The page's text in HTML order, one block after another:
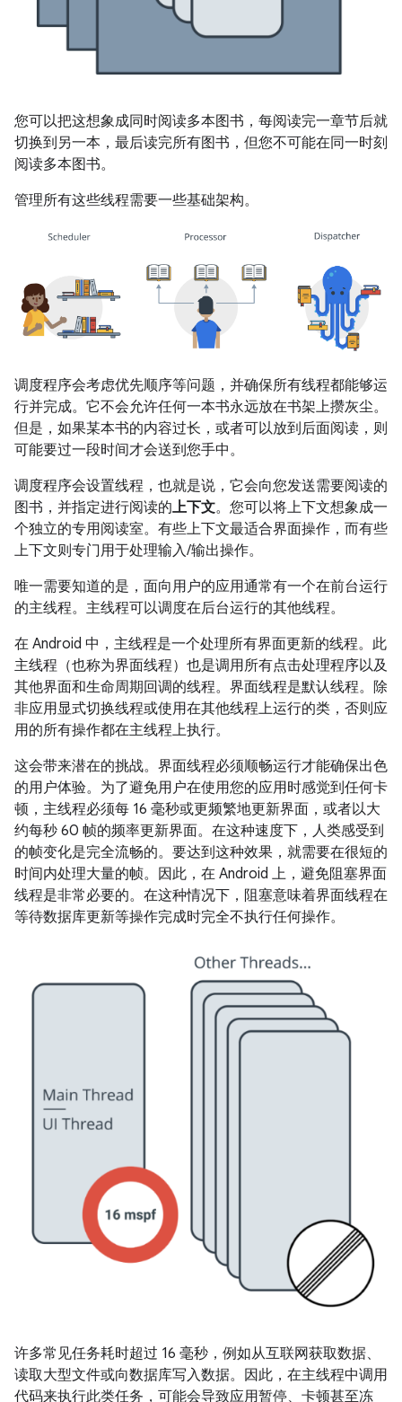
您可以把这想象成同时阅读多本图书，每阅读完一章节后就
切换到另一本，最后读完所有图书，但您不可能在同一时刻
阅读多本图书。
管理所有这些线程需要一些基础架构。
调度程序会考虑优先顺序等问题，并确保所有线程都能够运
行并完成。 它不会允许任何一本书永远放在书架上攒灰尘。
但是，如果某本书的内容过长，或者可以放到后面阅读，则
可能要过一段时间才会送到您手中。
调度程序会设置线程，也就是说，它会向您发送需要阅读的
图书，并指定进行阅读的上下文。 您可以将上下文想象成一
个独立的专用阅读室。有些上下文最适合界面操作，而有些
上下文则专门用于处理输入/输出操作。
唯一需要知道的是，面向用户的应用通常有一个在前台运行
的主线程。主线程可以调度在后台运行的其他线程。
在 Android 中，主线程是一个处理所有界面更新的线程。此
主线程（也称为界面线程）也是调用所有点击处理程序以及
其他界面和生命周期回调的线程。 界面线程是默认线程。除
非应用显式切换线程或使用在其他线程上运行的类，否则应
用的所有操作都在主线程上执行。
这会带来潜在的挑战。界面线程必须顺畅运行才能确保出色
的用户体验。为了避免用户在使用您的应用时感觉到任何卡
顿，主线程必须每 16 毫秒或更频繁地更新界面，或者以大
约每秒 60 帧的频率更新界面。在这种速度下，人类感受到
的帧变化是完全流畅的。要达到这种效果，就需要在很短的
时间内处理大量的帧。因此，在 Android 上，避免阻塞界面
线程是非常必要的。在这种情况下，阻塞意味着界面线程在
等待数据库更新等操作完成时完全不执行任何操作。
许多常见任务耗时超过 16 毫秒，例如从互联网获取数据、
读取大型文件或向数据库写入数据。因此，在主线程中调用
代码来执行此类任务，可能会导致应用暂停、卡顿甚至冻